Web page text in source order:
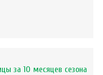
за 10 месяцев сезона